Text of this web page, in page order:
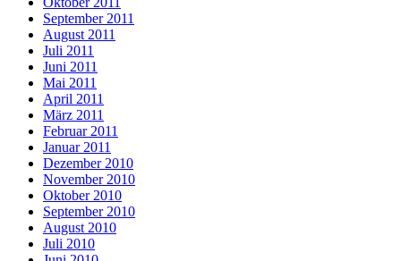
September 2011
August 2011
Juli 2011
Juni 2011
Mai 2011
April 2011
März 2011
Februar 2011
Januar 2011
Dezember 2010
November 2010
Oktober 2010
September 2010
August 2010
Juli 2010